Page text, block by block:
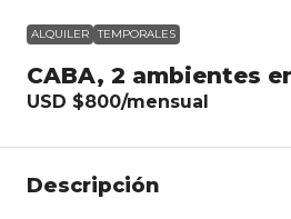
ALQUILER TEMPORALES
CABA, 2 ambientes
USD $800/mensual
Descripción